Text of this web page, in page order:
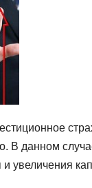
В данном
увеличения